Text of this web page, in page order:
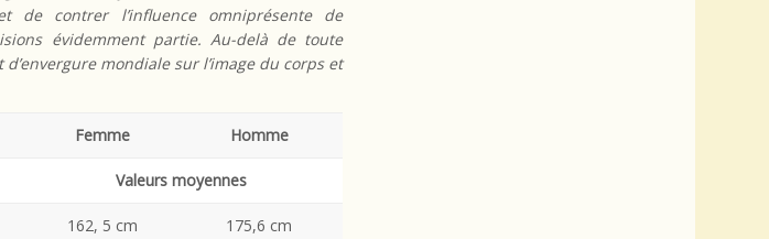
de contrer l’influence omniprésente de
évidemment partie. Au-delà de toute
mondiale sur l’image du corps et
Femme Homme
Valeurs moyennes
162, 5 cm 175,6 cm